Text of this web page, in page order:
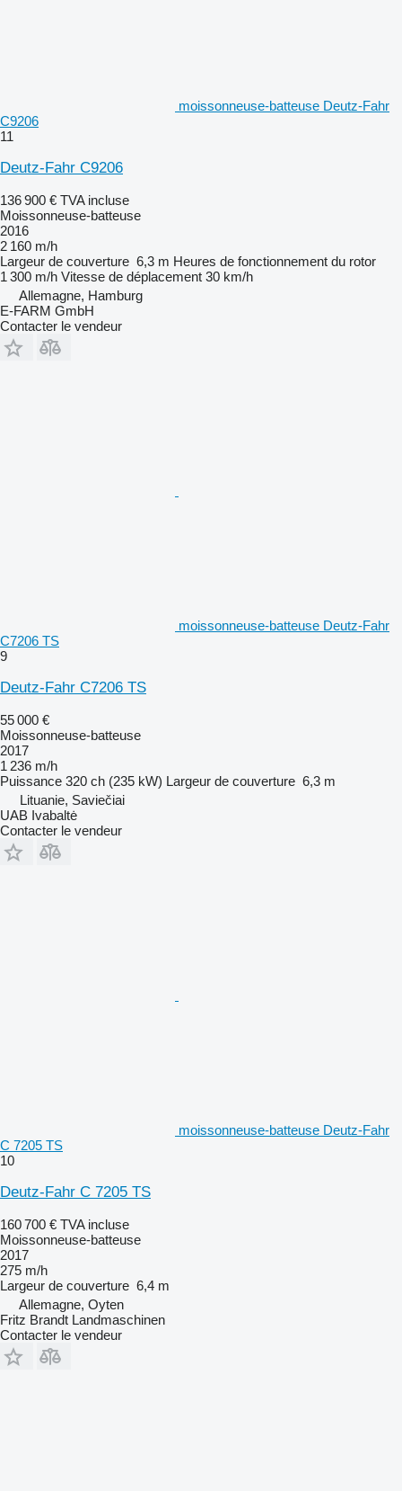
moissonneuse-batteuse Deutz-Fahr
C9206
11
Deutz-Fahr C9206
136 900 € TVA incluse
Moissonneuse-batteuse
2016
2 160 m/h
Largeur de couverture 6,3 m Heures de fonctionnement du rotor
1 300 m/h Vitesse de déplacement 30 km/h
Allemagne, Hamburg
E-FARM GmbH
Contacter le vendeur
moissonneuse-batteuse Deutz-Fahr
C7206 TS
9
Deutz-Fahr C7206 TS
55 000 €
Moissonneuse-batteuse
2017
1 236 m/h
Puissance 320 ch (235 kW) Largeur de couverture 6,3 m
Lituanie, Saviečiai
UAB Ivabaltė
Contacter le vendeur
moissonneuse-batteuse Deutz-Fahr
C 7205 TS
10
Deutz-Fahr C 7205 TS
160 700 € TVA incluse
Moissonneuse-batteuse
2017
275 m/h
Largeur de couverture 6,4 m
Allemagne, Oyten
Fritz Brandt Landmaschinen
Contacter le vendeur